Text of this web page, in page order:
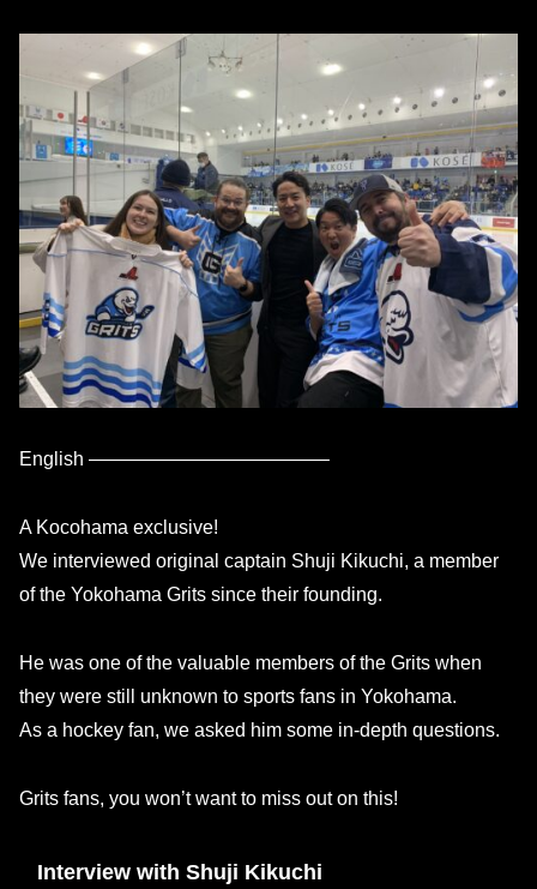
English ————————————–
A Kocohama exclusive!
We interviewed original captain Shuji Kikuchi, a member
of the Yokohama Grits since their founding.
He was one of the valuable members of the Grits when
they were still unknown to sports fans in Yokohama.
As a hockey fan, we asked him some in-depth questions.
Grits fans, you won’t want to miss out on this!
Interview with Shuji Kikuchi